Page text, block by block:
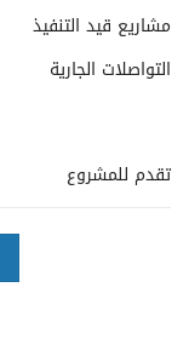
مشاريع قيد التنفيذ
التواصلات الجارية
تقدم للمشروع